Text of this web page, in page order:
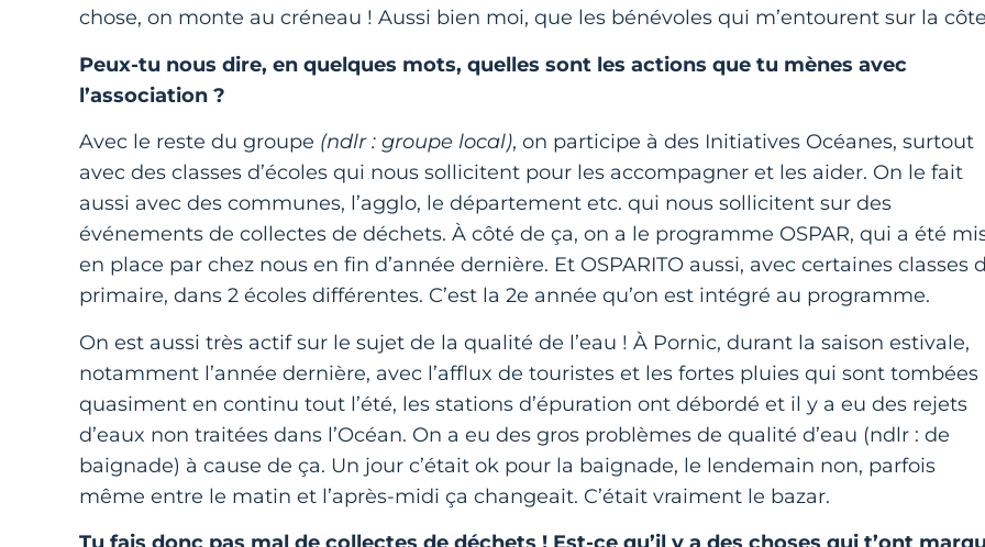
chose, on monte au créneau ! Aussi bien moi, que les bénévoles qui m’entourent sur la
Peux-tu nous dire, en quelques mots, quelles sont les actions que tu mènes avec
l’association ?
Avec le reste du groupe (ndlr : groupe local), on participe à des Initiatives Océanes, surtout
avec des classes d’écoles qui nous sollicitent pour les accompagner et les aider. On le fait
aussi avec des communes, l’agglo, le département etc. qui nous sollicitent sur des
événements de collectes de déchets. À côté de ça, on a le programme OSPAR, qui a été
en place par chez nous en fin d’année dernière. Et OSPARITO aussi, avec certaines classes
primaire, dans 2 écoles différentes. C’est la 2e année qu’on est intégré au programme.
On est aussi très actif sur le sujet de la qualité de l’eau ! À Pornic, durant la saison estivale,
notamment l’année dernière, avec l’afflux de touristes et les fortes pluies qui sont tombées
quasiment en continu tout l’été, les stations d’épuration ont débordé et il y a eu des rejets
d’eaux non traitées dans l’Océan. On a eu des gros problèmes de qualité d’eau (ndlr : de
baignade) à cause de ça. Un jour c’était ok pour la baignade, le lendemain non, parfois
même entre le matin et l’après-midi ça changeait. C’était vraiment le bazar.